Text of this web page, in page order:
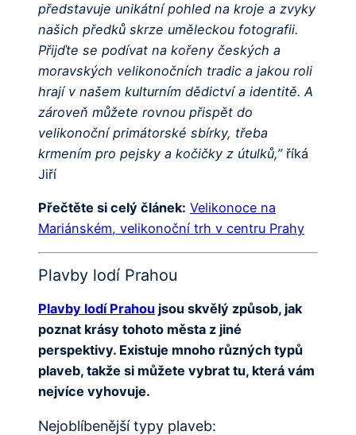
představuje unikátní pohled na kroje a zvyky
našich předků skrze uměleckou fotografii.
Přijďte se podívat na kořeny českých a
moravských velikonočních tradic a jakou roli
hrají v našem kulturním dědictví a identitě. A
zároveň můžete rovnou přispět do
velikonoční primátorské sbírky, třeba
krmením pro pejsky a kočičky z útulků,”říká
Jiří
Přečtěte si celý článek: Velikonoce na
Mariánském, velikonoční trh v centru Prahy
Plavby lodí Prahou
Plavby lodí Prahou jsou skvělý způsob, jak
poznat krásy tohoto města z jiné
perspektivy. Existuje mnoho různých typů
plaveb, takže si můžete vybrat tu, která vám
nejvíce vyhovuje.
Nejoblíbenější typy plaveb: